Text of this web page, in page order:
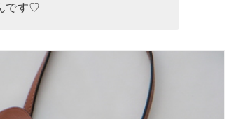
です♡